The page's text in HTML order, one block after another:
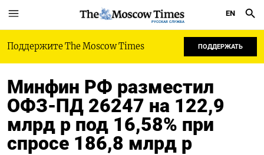
РУССКАЯ СЛУЖБА
EN
Поддержите The Moscow Times ПОДДЕРЖАТЬ
Минфин РФ разместил
ОФЗ-ПД 26247 на 122,9
млрд р под 16,58% при
спросе 186,8 млрд р